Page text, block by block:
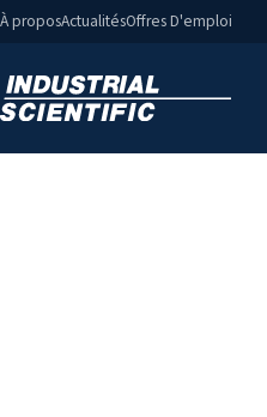
À proposActualitésOffres D'emploi